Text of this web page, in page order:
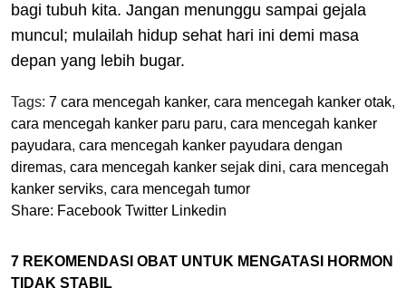
bagi tubuh kita. Jangan menunggu sampai gejala
muncul; mulailah hidup sehat hari ini demi masa
depan yang lebih bugar.
Tags: 7 cara mencegah kanker, cara mencegah kanker otak,
cara mencegah kanker paru paru, cara mencegah kanker
payudara, cara mencegah kanker payudara dengan
diremas, cara mencegah kanker sejak dini, cara mencegah
kanker serviks, cara mencegah tumor
Share: Facebook Twitter Linkedin
7 REKOMENDASI OBAT UNTUK MENGATASI HORMON
TIDAK STABIL